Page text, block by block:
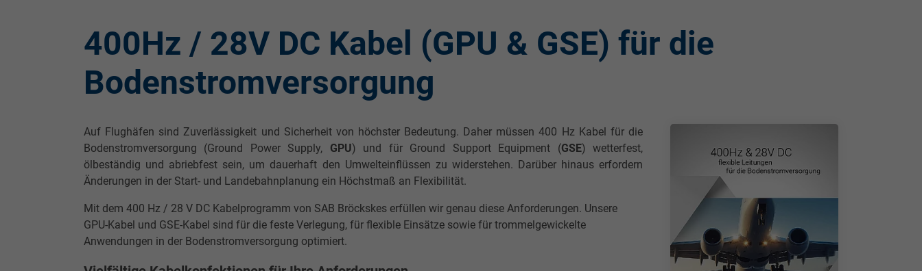
400Hz / 28V DC Kabel (GPU & GSE) für die
Bodenstromversorgung
Auf Flughäfen sind Zuverlässigkeit und Sicherheit von höchster Bedeutung. Daher müssen 400 Hz Kabel für die
Bodenstromversorgung (Ground Power Supply, GPU) und für Ground Support Equipment (GSE) wetterfest,
ölbeständig und abriebfest sein, um dauerhaft den Umwelteinflüssen zu widerstehen. Darüber hinaus erfordern
Änderungen in der Start- und Landebahnplanung ein Höchstmaß an Flexibilität.
Mit dem 400 Hz / 28 V DC Kabelprogramm von SAB Bröckskes erfüllen wir genau diese Anforderungen. Unsere
GPU-Kabel und GSE-Kabel sind für die feste Verlegung, für flexible Einsätze sowie für trommelgewickelte
Anwendungen in der Bodenstromversorgung optimiert.